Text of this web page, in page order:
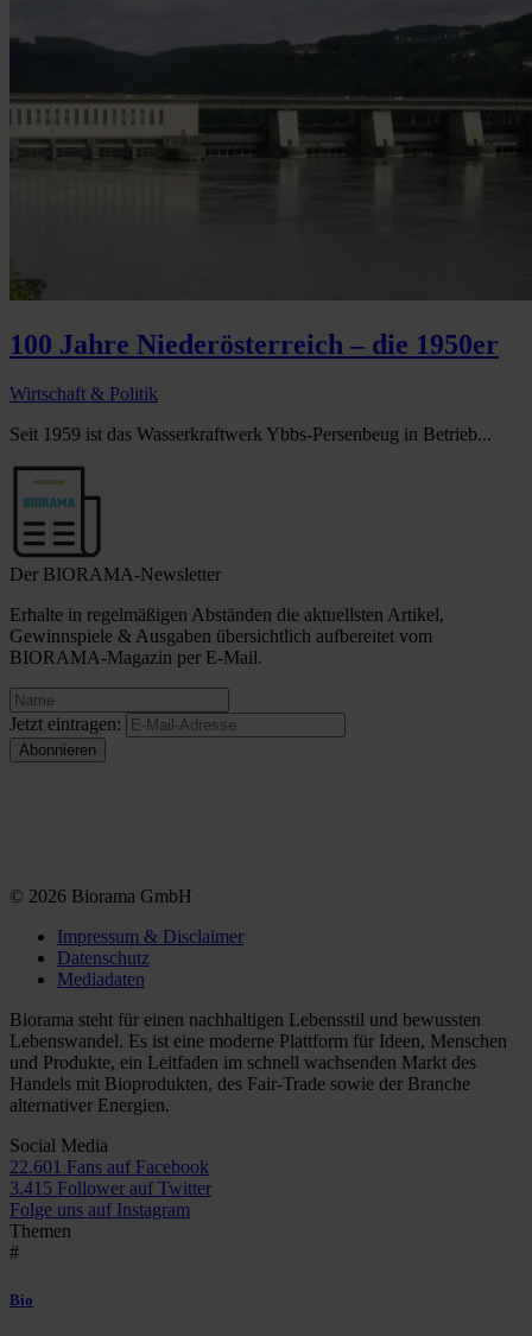
100 Jahre Niederösterreich – die 1950er
Wirtschaft & Politik
Seit 1959 ist das Wasserkraftwerk Ybbs-Persenbeug in Betrieb...
Der BIORAMA-Newsletter
Erhalte in regelmäßigen Abständen die aktuellsten Artikel,
Gewinnspiele & Ausgaben übersichtlich aufbereitet vom
BIORAMA-Magazin per E-Mail.
Jetzt eintragen:
© 2026 Biorama GmbH
Impressum & Disclaimer
Datenschutz
Mediadaten
Biorama steht für einen nachhaltigen Lebensstil und bewussten
Lebenswandel. Es ist eine moderne Plattform für Ideen, Menschen
und Produkte, ein Leitfaden im schnell wachsenden Markt des
Handels mit Bioprodukten, des Fair-Trade sowie der Branche
alternativer Energien.
Social Media
22.601 Fans auf Facebook
3.415 Follower auf Twitter
Folge uns auf Instagram
Themen
#
Bio